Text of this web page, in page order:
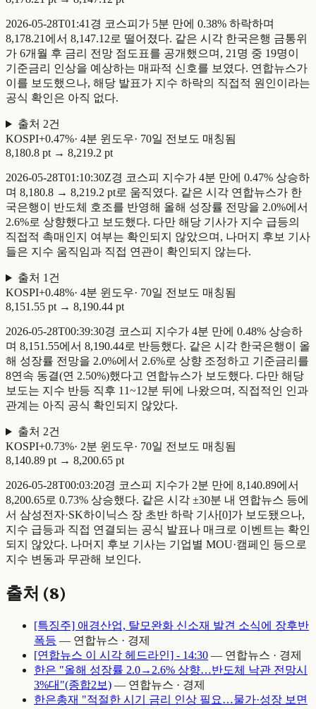
2026-05-28T01:41경 코스피가 5분 만에 0.38% 하락하며
8,178.21에서 8,147.12로 떨어졌다. 같은 시각 한국은행 금통위
가 6개월 후 금리 전망 점도표를 공개했으며, 21명 중 19명이
기준금리 인상을 예상하는 매파적 신호를 보였다. 연합뉴스가
이를 보도했으나, 해당 발표가 지수 하락의 직접적 원인이라는
공식 확인은 아직 없다.
출처 2건
KOSPI+0.47%· 4분 윈도우· 70일 전 보도 매칭됨
8,180.8 pt → 8,219.2 pt
2026-05-28T01:10:30Z경 코스피 지수가 4분 만에 0.47% 상승하
며 8,180.8 → 8,219.2 pt로 움직였다. 같은 시각 연합뉴스가 한
국은행이 반도체 호조를 반영해 올해 성장률 전망을 2.0%에서
2.6%로 상향했다고 보도했다. 다만 해당 기사가 지수 급등의
직접적 촉매인지 여부는 확인되지 않았으며, 나머지 후보 기사
들은 지수 움직임과 직접 연관이 확인되지 않는다.
출처 1 건
KOSPI+0.48%· 4분 윈도우· 70일 전 보도 매칭됨
8,151.55 pt → 8,190.44 pt
2026-05-28T00:39:30경 코스피 지수가 4분 만에 0.48% 상승하
며 8,151.55에서 8,190.44로 반등했다. 같은 시각 한국은행이 올
해 성장률 전망을 2.0%에서 2.6%로 상향 조정하고 기준금리를
8연속 동결(연 2.50%)했다고 연합뉴스가 보도했다. 다만 해당
보도는 지수 반등 직후 11~12분 뒤에 나왔으며, 직접적인 인과
관계는 아직 공식 확인되지 않았다.
출처 2건
KOSPI+0.73%· 2분 윈도우· 70일 전 보도 매칭됨
8,140.89 pt → 8,200.65 pt
2026-05-28T00:03:20경 코스피 지수가 2분 만에 8,140.89에서
8,200.65로 0.73% 상승했다. 같은 시각 ±30분 내 연합뉴스 등에
서 삼성전자·SK하이닉스 장 초반 하락 기사[0]가 보도됐으나,
지수 급등과 직접 연결되는 공식 발표나 매크로 이벤트는 확인
되지 않았다. 나머지 후보 기사는 기업별 MOU·캠페인 등으로
지수 변동과 무관해 보인다.
출처 (8)
[특징주] 애경산업, 탈모완화 신소재 발견 소식에 장후반
폭등 — 연합뉴스 · 경제
[연합뉴스 이 시각 헤드라인] - 14:30 — 연합뉴스 · 경제
한은 "올해 성장률 2.0→2.6% 상향…반도체 낙관 전망시
3%대"(종합2보) — 연합뉴스 · 경제
한은총재 "적절한 시기 금리 인상 필요…물가·성장 보면